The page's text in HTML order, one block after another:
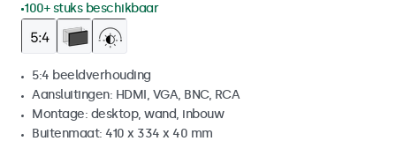
100+ stuks beschikbaar
5:4 beeldverhouding
Aansluitingen: HDMI, VGA, BNC, RCA
Montage: desktop, wand, inbouw
Buitenmaat: 410 x 334 x 40 mm